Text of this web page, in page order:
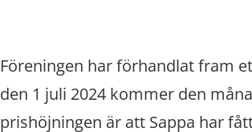
Föreningen har förhandlat fram
den 1 juli 2024 kommer den
prishöjningen är att Sappa har